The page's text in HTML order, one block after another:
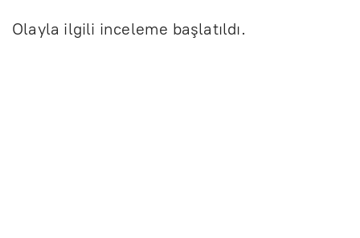
Olayla ilgili inceleme başlatıldı.